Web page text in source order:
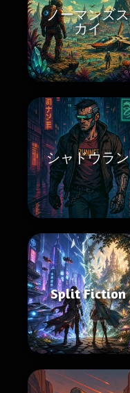
ノーマンズス
カイ
シャドウラン
Split Fiction